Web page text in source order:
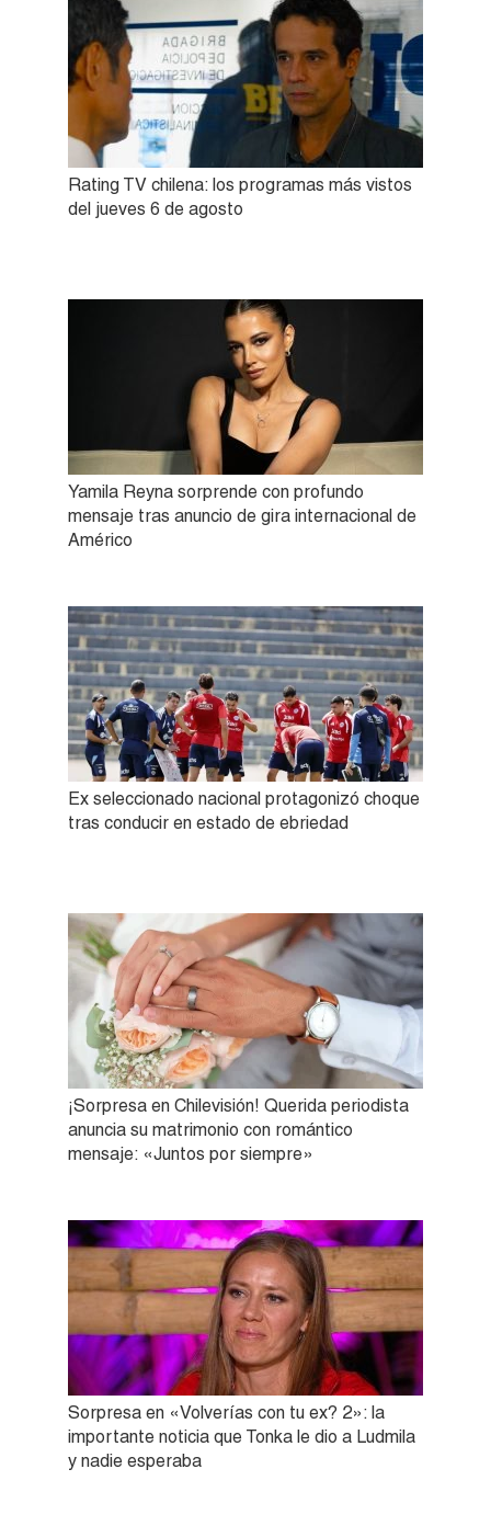
Rating TV chilena: los programas más vistos
del jueves 6 de agosto
Yamila Reyna sorprende con profundo
mensaje tras anuncio de gira internacional de
Américo
Ex seleccionado nacional protagonizó choque
tras conducir en estado de ebriedad
¡Sorpresa en Chilevisión! Querida periodista
anuncia su matrimonio con romántico
mensaje: «Juntos por siempre»
Sorpresa en «Volverías con tu ex? 2»: la
importante noticia que Tonka le dio a Ludmila
y nadie esperaba